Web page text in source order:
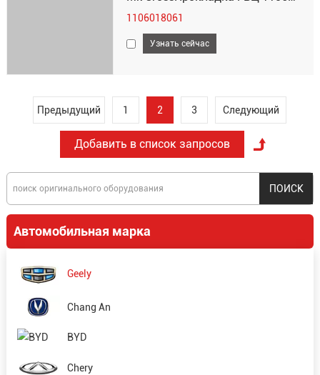
1106018061
Узнать сейчас
Предыдущий 1 2 3 Следующий
Автомобильная марка
Geely
Chang An
BYD
Chery